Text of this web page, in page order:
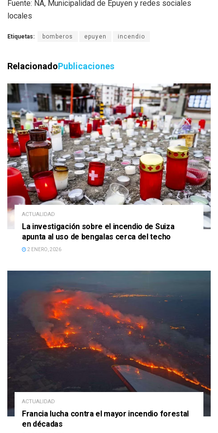
Fuente: NA, Municipalidad de Epuyen y redes sociales
locales
Etiquetas: bomberos epuyen incendio
RelacionadoPublicaciones
ACTUALIDAD
La investigación sobre el incendio de Suiza
apunta al uso de bengalas cerca del techo
2 ENERO, 2026
ACTUALIDAD
Francia lucha contra el mayor incendio forestal
en décadas